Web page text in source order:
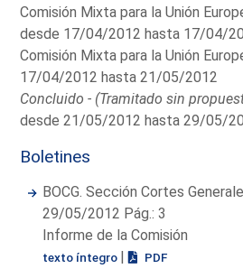
Comisión Mixta para la Unión
desde 17/04/2012 hasta 17/04/
Comisión Mixta para la Unión
17/04/2012 hasta 21/05/2012
Concluido - (Tramitado sin
desde 21/05/2012 hasta 29/05/
Boletines
BOCG. Sección Cortes
29/05/2012 Pág.: 3
Informe de la Comisión
texto íntegro | PDF